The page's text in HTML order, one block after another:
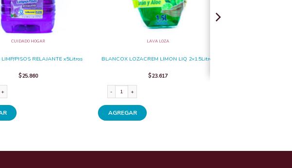
CUIDADO HOGAR
PISOS RELAJANTE x5Litros
$25.860
LAVA LOZA
BLANCOX LOZACREM LIMON LIQ 2×1.5Litros
$23.617
AGREGAR